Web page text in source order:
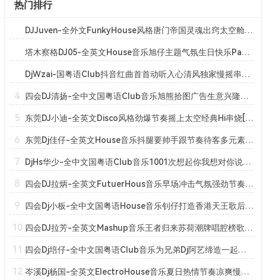
热门排行
DJJuven-全外文FunkyHouse风格唐门帝国灵魂出窍太空舱串烧[Mp3]
塔木察格DJ05-全英文House音乐旭仔主题气氛生日快乐Party串烧[Mp3]
DjWzai-国粤语Club抖音红曲首首动听入心清风独家慢摇串烧[Mp3]
4 四会DJ清扬-全中文国粤语Club音乐旭熊拾图广告生意兴隆串烧[Mp3]
5 东莞DJ小迪-全英文Disco风格劲爆节奏摇上太空经典Hi串烧[Mp3]
6 东莞Dj佳仔-全英文House音乐抖腿要帅手跟节奏待客多元素串烧[Mp3]
7 DjHs华少-全中文国粤语Club音乐1001次想起你我想对你说串烧[Mp3]
8 四会DJ拉炳-全英文FutuerHous音乐早场冲击气氛强劲节奏串烧[Mp3]
9 四会Dj小板-全中文国粤语House音乐钊仔打造香港天王歌后串烧[Mp3]
10 四会DJ拉芳-全英文Mashup音乐王者归来苏荷潮牌唱腔榜歌串烧[Mp3]
11 四会Dj培仔-全中文国粤语Club音乐为兄弟Dj阿艺缔造一起飞串烧[Mp3]
12 岑溪Dj杨国-全英文ElectroHouse音乐夏日热情节奏凉爽慢摇串烧[Mp3]